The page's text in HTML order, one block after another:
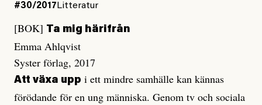
#30/2017Litteratur
[BOK] Ta mig härifrån
Emma Ahlqvist
Syster förlag, 2017
Att växa upp i ett mindre samhälle kan kännas
förödande för en ung människa. Genom tv och sociala